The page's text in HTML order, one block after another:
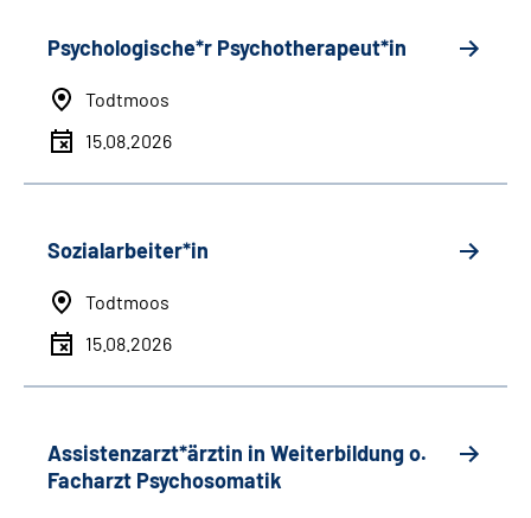
Psychologische*r Psychotherapeut*in
Todtmoos
15.08.2026
Sozialarbeiter*in
Todtmoos
15.08.2026
Assistenzarzt*ärztin in Weiterbildung o.
Facharzt Psychosomatik